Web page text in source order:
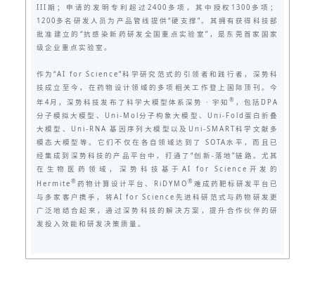
III期；申请的发明专利超过2400多项，其中授权1300多项；
1200多名研发人员为产品管线提供“硬支撑”。其拥有获得科技部
批准建立的“抗感染新药研发全国重点实验室”，是东莞首家国家
级企业重点实验室。
作为“AI for Science”科学研究范式的引领者和践行者，深势科
技成立至今，在药物设计领域的多项相关工作登上国际顶刊。今
年4月，深势科技发布了科学大模型体系深势 · 宇知 ® ，包括DPA
分子模拟大模型、Uni-Mol分子构象大模型、Uni-Fold蛋白折叠
大模型、Uni-RNA 基因序列大模型以及Uni-SMART科学文献多
模态大模型等。它们不仅在各自领域达到了 SOTA水平，而且已
经集成到深势科技的产品平台中，打通了“创新-落地”链路。尤其
在生物医药领域，深势科技基于AI for Science开发的
Hermite®药物计算设计平台、RiDYMO®难成药靶标研发平台已
与多家客户携手，将AI for Science先进科研范式与药物研发更
广泛地结合起来，通过深势科技的解决方案，提升合作伙伴的研
发投入效能和研发决策质量。